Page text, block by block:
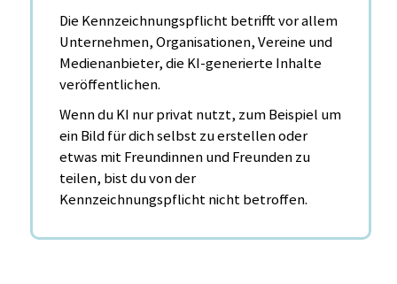
Die Kennzeichnungspflicht betrifft vor allem
Unternehmen, Organisationen, Vereine und
Medienanbieter, die KI-generierte Inhalte
veröffentlichen.
Wenn du KI nur privat nutzt, zum Beispiel um
ein Bild für dich selbst zu erstellen oder
etwas mit Freundinnen und Freunden zu
teilen, bist du von der
Kennzeichnungspflicht nicht betroffen.